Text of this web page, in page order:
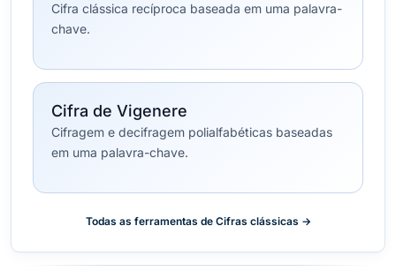
Cifra clássica recíproca baseada em uma palavra-
chave.
Cifra de Vigenere
Cifragem e decifragem polialfabéticas baseadas
em uma palavra-chave.
Todas as ferramentas de Cifras clássicas →